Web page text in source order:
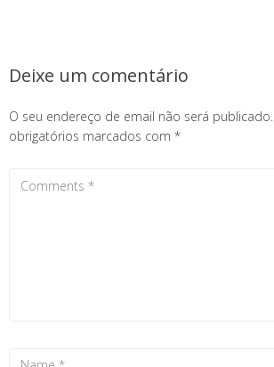
Deixe um comentário
O seu endereço de email não será publicado.
obrigatórios marcados com *